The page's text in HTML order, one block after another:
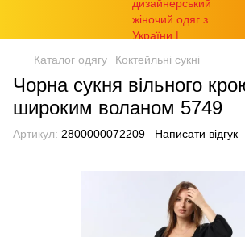
Каталог одягу Коктейльні сукні
Чорна сукня вільного
широким воланом 5749
Артикул: 2800000072209 Написати відгук